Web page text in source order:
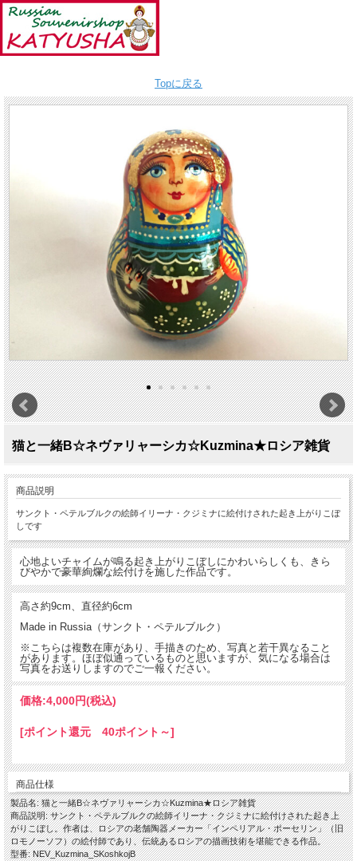
Topに戻る
猫と一緒B☆ネヴァリャーシカ☆Kuzmina★ロシア雑貨
商品説明
サンクト・ペテルブルクの絵師イリーナ・クジミナに絵付けされた起き上がりこぼ
しです
心地よいチャイムが鳴る起き上がりこぼしにかわいらしくも、きら
びやかで豪華絢爛な絵付けを施した作品です。
高さ約9cm、直径約6cm
Made in Russia（サンクト・ペテルブルク）
※こちらは複数在庫があり、手描きのため、写真と若干異なること
があります。ほぼ似通っているものと思いますが、気になる場合は
写真をお送りしますのでご一報ください。
価格:4,000円(税込)
[ポイント還元 40ポイント～]
商品仕様
製品名: 猫と一緒B☆ネヴァリャーシカ☆Kuzmina★ロシア雑貨
商品説明: サンクト・ペテルブルクの絵師イリーナ・クジミナに絵付けされた起き上
がりこぼし。作者は、ロシアの老舗陶器メーカー「インペリアル・ポーセリン」（旧
ロモノーソフ）の絵付師であり、伝統あるロシアの描画技術を堪能できる作品。
型番: NEV_Kuzmina_SKoshkojB